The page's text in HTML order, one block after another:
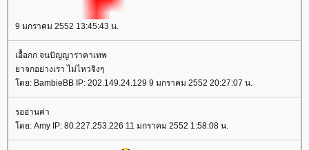
9 มกราคม 2552 13:45:43 น.
เอื้อกก จนปัญญาราคาเทพ
าจกอย่างเรา ไม่ไหวจิงๆ
ดย: BambieBB IP: 202.149.24.129 9 มกราคม 2552 20:27:07 น.
รออ่านค่า
ดย: Amy IP: 80.227.253.226 11 มกราคม 2552 1:58:08 น.